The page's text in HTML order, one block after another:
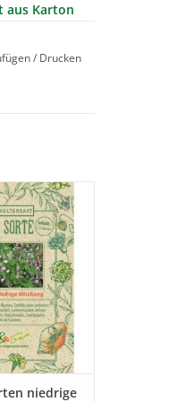
aus Karton
/ Drucken
Elfengarten
seltenen,
wieder, die
geraten
HINZUFÜGEN
niedrige